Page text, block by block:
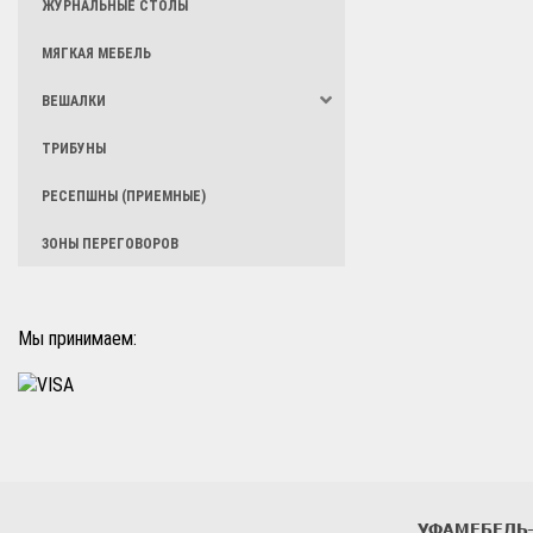
ЖУРНАЛЬНЫЕ СТОЛЫ
МЯГКАЯ МЕБЕЛЬ
ВЕШАЛКИ
ТРИБУНЫ
РЕСЕПШНЫ (ПРИЕМНЫЕ)
ЗОНЫ ПЕРЕГОВОРОВ
Мы принимаем: